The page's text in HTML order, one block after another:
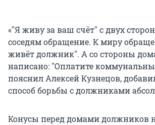
«"Я живу за ваш счёт" с двух
соседям обращение. К миру
живёт должник". А со стороны
написано: "Оплатите
пояснил Алексей Кузнецов,
способ борьбы с должниками
Конусы перед домами должников